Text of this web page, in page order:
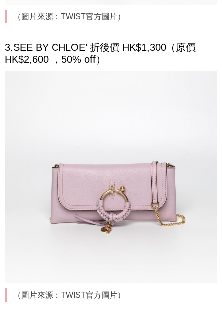
（圖片來源：TWIST官方圖片）
3.SEE BY CHLOE’ 折後價 HK$1,300（原價
HK$2,600 ，50% off）
（圖片來源：TWIST官方圖片）